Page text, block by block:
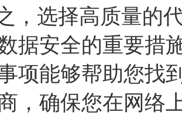
，选择高质量的
据安全的重要措
项能够帮助您找
，确保您在网络